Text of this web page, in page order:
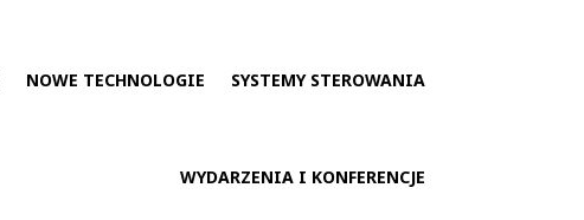
NOWE TECHNOLOGIE SYSTEMY STEROWANIA
WYDARZENIA I KONFERENCJE